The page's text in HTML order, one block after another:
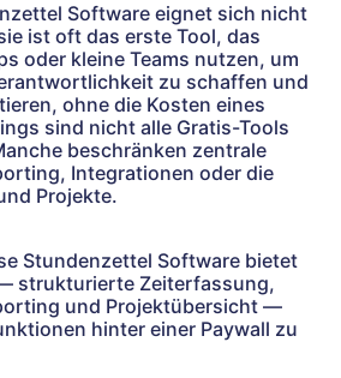
Software eignet sich nicht
ist oft das erste Tool, das
oder kleine Teams nutzen, um
zu schaffen und
ohne die Kosten eines
sind nicht alle Gratis-Tools
beschränken zentrale
Integrationen oder die
Projekte.
Stundenzettel Software bietet
strukturierte Zeiterfassung,
und Projektübersicht —
hinter einer Paywall zu